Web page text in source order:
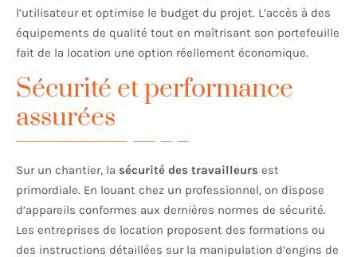
l’utilisateur et optimise le budget du projet. L’accès à des
équipements de qualité tout en maîtrisant son portefeuille
fait de la location une option réellement économique.
Sécurité et performance
assurées
Sur un chantier, la sécurité des travailleurs est
primordiale. En louant chez un professionnel, on dispose
d’appareils conformes aux dernières normes de sécurité.
Les entreprises de location proposent des formations ou
des instructions détaillées sur la manipulation d’engins de